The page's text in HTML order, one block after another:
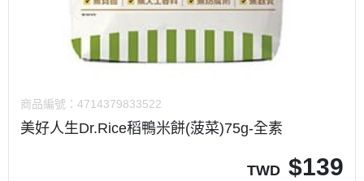
商品編號： 4714379833522
美好人生Dr.Rice稻鴨米餅(菠菜)75g-全素
TWD $139